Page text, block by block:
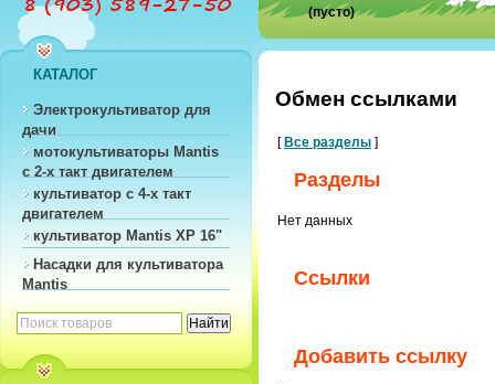
(пусто)
КАТАЛОГ
Электрокультиватор для
дачи
мотокультиваторы Mantis
с 2-х такт двигателем
культиватор с 4-х такт
двигателем
культиватор Mantis XP 16"
Насадки для культиватора
Mantis
Обмен ссылками
[ Все разделы ]
Разделы
Нет данных
Ссылки
Добавить ссылку